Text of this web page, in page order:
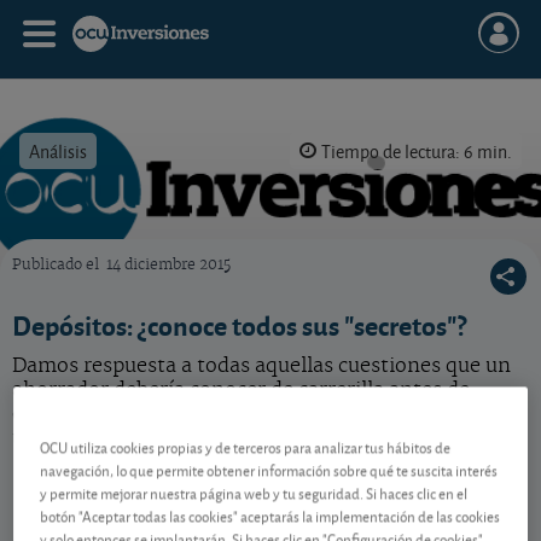
Análisis Tiempo de lectura: 6 min.
Publicado el 14 diciembre 2015
Depósitos: ¿conoce todos sus "secretos"?
Damos respuesta a todas aquellas cuestiones que un
ahorrador debería conocer de carrerilla antes de
usted ya sabe la respuesta a todas ellas… ¿o no?
Contenido reservado a SOCIOS
OCU utiliza cookies propias y de terceros para analizar tus hábitos de
navegación, lo que permite obtener información sobre qué te suscita interés
y permite mejorar nuestra página web y tu seguridad. Si haces clic en el
botón "Aceptar todas las cookies" aceptarás la implementación de las cookies